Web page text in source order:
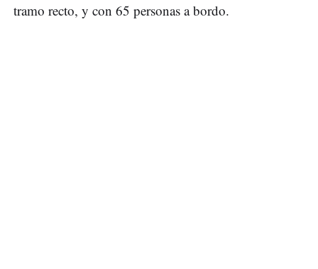
tramo recto, y con 65 personas a bordo.